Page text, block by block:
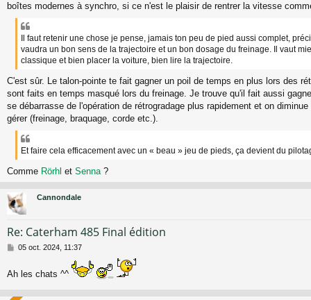
boîtes modernes à synchro, si ce n'est le plaisir de rentrer la vitesse
Il faut retenir une chose je pense, jamais ton peu de pied aussi complet,
vaudra un bon sens de la trajectoire et un bon dosage du freinage. Il vaut
classique et bien placer la voiture, bien lire la trajectoire.
C'est sûr. Le talon-pointe te fait gagner un poil de temps en plus lors des
sont faits en temps masqué lors du freinage. Je trouve qu'il fait aussi
se débarrasse de l'opération de rétrogradage plus rapidement et on
gérer (freinage, braquage, corde etc.).
Et faire cela efficacement avec un « beau » jeu de pieds, ça devient du
Comme Rörhl et Senna?
Cannondale
Re: Caterham 485 Final édition
M
s
05 oct. 2024, 11:37
Ah les chats ^^